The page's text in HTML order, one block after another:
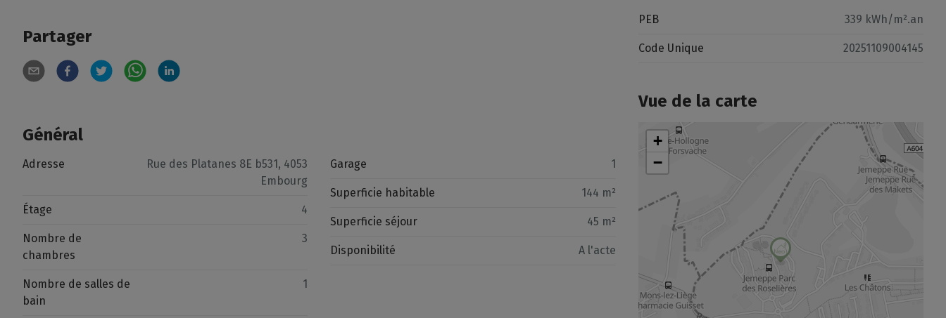
Partager
Général
Adresse
Rue des Platanes 8E b531, 4053
Embourg
Étage 4
Nombre de
chambres
3
Nombre de salles de
bain
1
Garage 1
Superficie habitable 144 m²
Superficie séjour 45 m²
Disponibilité A l'acte
PEB 339 kWh/m².an
Code Unique 20251109004145
Vue de la carte